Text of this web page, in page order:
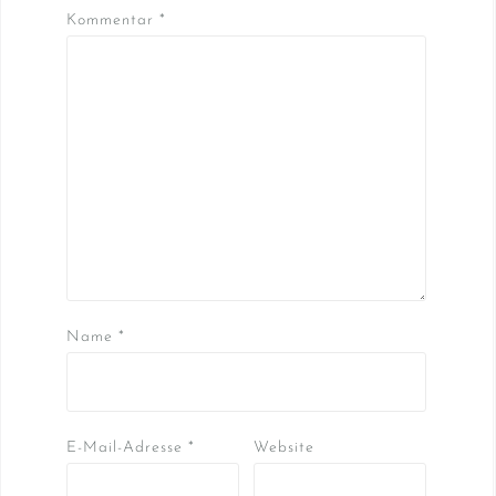
Kommentar *
Name *
E-Mail-Adresse * Website